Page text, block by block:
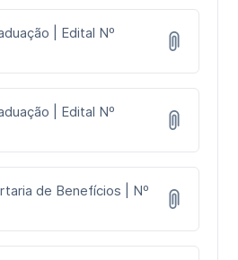
| Edital Nº
| Edital Nº
de Benefícios | Nº